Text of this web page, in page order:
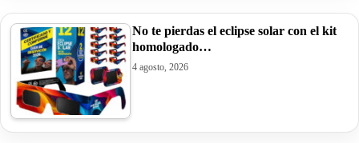
No te pierdas el eclipse solar con el kit
homologado…
4 agosto, 2026